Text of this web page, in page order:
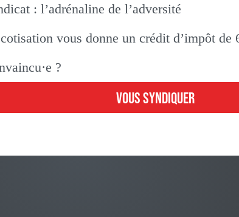
: l’adrénaline de l’adversité
vous donne un crédit d’impôt de
?
VOUS SYNDIQUER